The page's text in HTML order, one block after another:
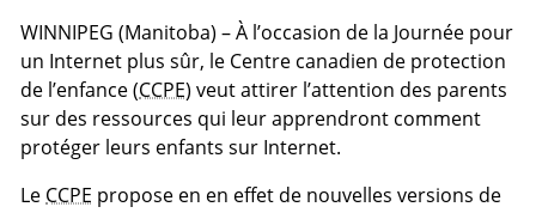
WINNIPEG (Manitoba) – À l’occasion de la Journée pour
un Internet plus sûr, le Centre canadien de protection
de l’enfance (CCPE) veut attirer l’attention des parents
sur des ressources qui leur apprendront comment
protéger leurs enfants sur Internet.
Le CCPE propose en en effet de nouvelles versions de